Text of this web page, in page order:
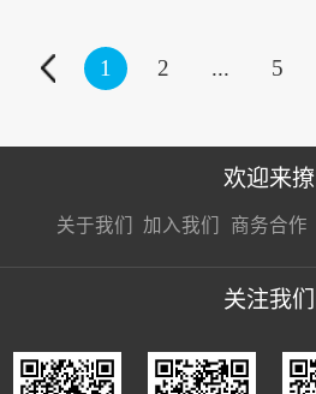
1 2 ... 5
欢迎来撩
关于我们 加入我们
接扔简历
商务合作
接开聊
关注我们